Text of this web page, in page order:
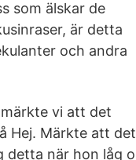
som älskar de
är detta
och andra
vi att det
Hej. Märkte att det
detta när hon låg o